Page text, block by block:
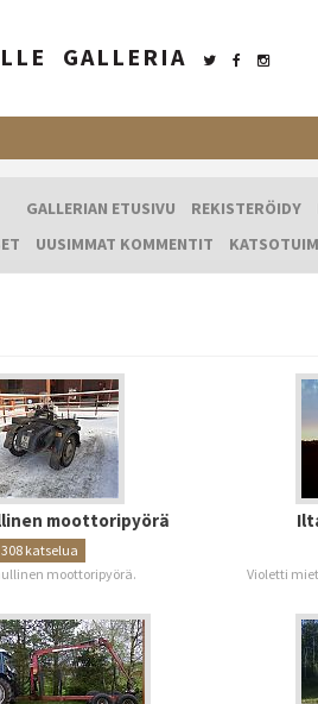
GALLERIA
GALLERIAN ETUSIVU REKISTERÖIDY
UUSIMMAT KOMMENTIT
moottoripyörä
308 katselua
moottoripyörä.
Violetti